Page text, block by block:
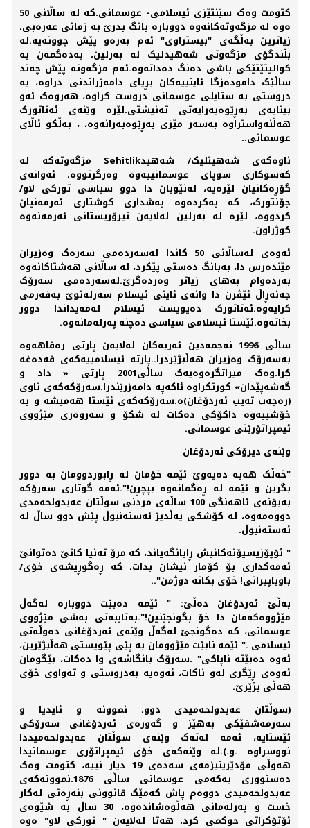
کتومت وەک سێنتێزی ئیسلامی- عوسمانی.کە لە ساڵانی 50
ەوە لە مزگەوتەکانەوە دووبارە بانگ بدرێ بە زمانی عەرەبی،
زیاترین بەڵگەی "بیستراوی" ئەم بەرەو پێش چوونەیە.لە
بڵندگۆی مزگەوتی شەھیدلیک لە بەرلین، بەدەگمەن بە
کوالیتێتێکی باشی دەنگ دەداتەوە.ئەم مزگەوتە پێش چەند
ساڵێک دامودەزگا ئاینییەکان بڕیای دامەزراندنی دراوە، بە
دروستی بە ستایلی عوسمانی دروست کراوە، ھەروەک ئەو
بینایەی بەڕێوەبەرایەتی تەنیشتی.لێرە وێنەی ئەتاتورک
هەڵنەواستراوە بەسەر مێزی بەڕێوەبەرانەوە، ، بەڵکو ئاڵای
عوسمانی..
ناوەکەی شەھیتلیک/ شەھیدSehitlik مزگەوتەکە لە
کەسوکاری سوپای عوسمانییەوە وەرگرتووە، ئەوانەی
گۆڕەکانیان لێرەیە، لەنێویان دا دوو سیاسی تورکی لاو/
جۆنتورک، کە بەکردەوە بەشداری کوشتاری ئەرمەنیان
کردووە، لێرە لە بەرلین لەلایەن تیرۆریستانی ئەرمەنەوە
کوژراون.
ئەوەی لەساڵانی 50 کاندا لەسەردەمی سەرەک وەزیران
مێندەرس دا، بەبانگ دەستی پێکرد، لە ساڵانی ھەشتاکانەوە
بەردەوام بەھای زیاتر وەردەگرێ.لەسەردەمی سەرۆک
جەنەڕاڵ ئێڤرن دا وانەی ئاینی ئیسلام سەرلەنوێ بەفەرمی
کرایەوە.ئەتاتورک دەیویست ئیسلام لەمەیداندا دوور
بخاتەوە.ئێستا ئیسلامی سیاسی دەچنە پەرلەمانەوە.
ساڵی 1996 نەجمەدین ئەربەکان لەلایەن پارتی رەفاھەوە
بەسەرۆک وەزیران ھەڵبژێردرا..پارتە ئیسلامییەکەی قەدەغە
کرا.وەک میراتگرەوەیەک ساڵی2001 پارتی « داد و
گەشەپێدان» کورتکراوە ئاکەپە دامەزرێندرا.سەرۆکەکەی ناوی
(رەجەب تەیب ئەردۆغان)ە.سەرۆکەکەی ئێستا ھەمیشە و بە
خۆشییەوە داکۆکی دەکات لە شکۆ و سەروەری مێژووی
ئیمپراتۆرێتی عوسمانی.
وێنەی دیرۆکی ئەردۆغان
"خەڵک هەیە دەیەوێ ئێمە خۆمان لە ڕابوردوومان بە دوور
بگرین و ئێمە لە ڕەگمانەوە بپچڕن!".ئەمە گوتاری سەرۆکە
بەبۆنەی ئاهەنگی 100 ساڵەی مردنی سوڵتان عەبدولحەمدی
دووەمەوە، لە کۆشکی یەڵدیز ئەستەنبوڵ پێش دوو ساڵ لە
ئەستەنبوڵ.
" ئۆپۆزیسیۆنەکانیش ڕایانگەیاند، کە مرۆ تەنیا کاتێ دەتوانێ
ئەمەکداری بۆ کۆمار نیشان بدات، کە ڕەگوڕیشەی خۆی/
باوباپیرانی! خۆی بکاتە دوژمن"..
بەڵێ ئەردۆغان دەڵێ: " ئێمە دەبێت دووبارە لەگەڵ
مێژووەکەمان دا خۆ بگونجێنین!".بەتایبەتی بەشی مێژووی
عوسمانی، کە دەگونجێ لەگەڵ وێنەی ئەردۆغانی دەوڵەتی
ئیسلامی ." ئێمە نابێت مێژوومان بە پێی پێویستی ھەڵبژێرین،
ئەوە دەبێتە ناپاکی" .سەرۆک بانگاشەی وا دەکات، بێگومان
ئەوەی ڕێگری لەو ناکات، ئەوەیە بەدروستی و تەواوی خۆی
ھەڵی بژێرێ.
(سوڵتان عەبدولحەمیدی دوو، نموونە و ئایدیا و
سەرمەشقێکی بەھێز و گەورەی ئەردۆغانی سەرۆکی
ئێستایە، ئەمە لەتەک وێنەی سوڵتان عەبدولحەمیددا
نووسراوە .و.).لە وێنەکەی خۆی ئیمپراتۆری عوسمانیدا
ھەوڵی مۆدێرینیزمەی سەدەی 19 دیار نییە، کتومت وەک
دەستووری یەکەمی عوسمانی ساڵی 1876.نموونەکەی
عەبدولحەمیدی دووەم پاش کەمێک قانوونی بنەڕەتی لەکار
خست و پەرلەمانی ھەڵوەشاندەوە، 30 ساڵ بە شێوەی
ئۆتۆکراتی حوکمی کرد، ھەتا لەلایەن " تورکی لاو" ەوە